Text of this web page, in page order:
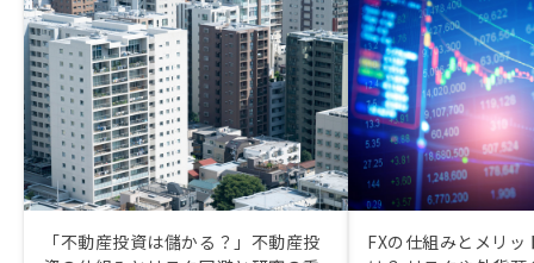
「不動産投資は儲かる？」不動産投
FXの仕組みとメリ